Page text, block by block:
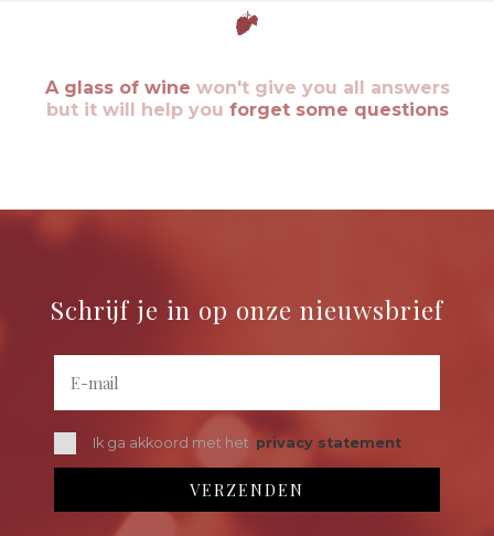
A glass of wine won't give you all answers
but it will help you forget some questions
Schrijf je in op onze nieuwsbrief
Ik ga akkoord met het privacy statement